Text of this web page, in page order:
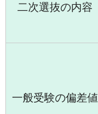
二次選抜の内容
一般受験の偏差値